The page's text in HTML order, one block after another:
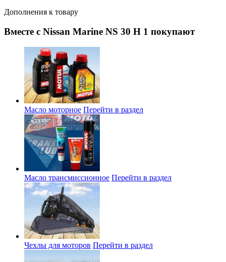
Дополнения к товару
Вместе с Nissan Marine NS 30 H 1 покупают
Масло моторное Перейти в раздел
Масло трансмиссионное Перейти в раздел
Чехлы для моторов Перейти в раздел